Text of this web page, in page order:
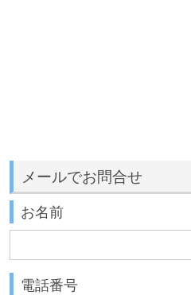
メールでお問合せ
お名前
電話番号